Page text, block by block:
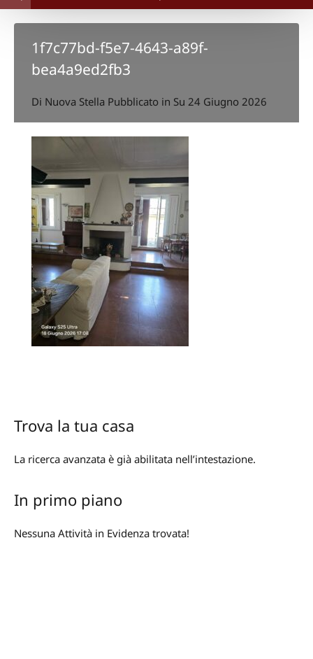
1f7c77bd-f5e7-4643-a89f-
bea4a9ed2fb3
Di Nuova Stella Pubblicato in Su 24 Giugno 2026
Trova la tua casa
La ricerca avanzata è già abilitata nell’intestazione.
In primo piano
Nessuna Attività in Evidenza trovata!